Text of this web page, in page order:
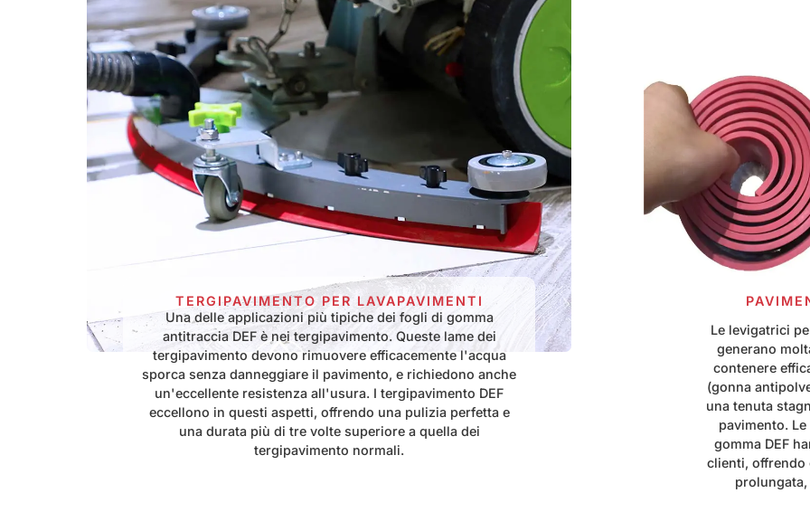
TERGIPAVIMENTO PER LAVAPAVIMENTI
Una delle applicazioni più tipiche dei fogli di gomma
antitraccia DEF è nei tergipavimento. Queste lame dei
tergipavimento devono rimuovere efficacemente l'acqua
sporca senza danneggiare il pavimento, e richiedono anche
un'eccellente resistenza all'usura. I tergipavimento DEF
eccellono in questi aspetti, offrendo una pulizia perfetta e
una durata più di tre volte superiore a quella dei
tergipavimento normali.
Le levigatrici
generano
contenere
(gonna
una tenuta
pavimento.
gomma DEF
clienti, offrendo